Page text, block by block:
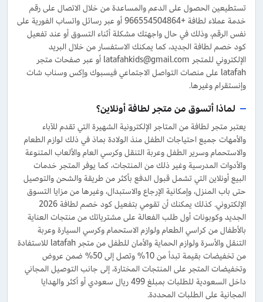
تستطيعين الحصول على الدعم والمساعدة من خلال الاتصال على رقم
خدمة عملاء لطافة +966554504864 أو عبر رسائل واتساب الفورية على
نفس الرقم، وذلك في حال واجهتك مشكلة أثناء التسوق أو عند تفعيل
كود خصم لطافة الجديد، كما يمكنك الاستفسار من خلال البريد
الإلكتروني للمتجر latafahkids@gmail.com أو عبر صفحات متجر
latafah على منصات التواصل الاجتماعي فيسبوك وإكس وسناب شات
وإنستقرام وغيرها.
لماذا أتسوق من متجر لطافة أونلاين؟
يعتبر متجر لطافة من المتاجر الإلكترونية الشهيرة التي تقدم للآباء
والأمهات جميع احتياجات الطفل منذ الولادة بماذ في ذلك لوازم الطعام
والاستحمام وسرير الطفل وعربة التنقل وكرسي العام والألعاب المتنوعة
والأدوات المدرسية وغير ذلك من المنتجات، كما يوفر المتجر خدمات
البيع أونلاين التي تشمل قبول الدفع بأكثر من طريقة والشحن والتوصيل
حتى باب المنزل، وإمكانية الإرجاع والاستبدال، وغيرها من مزايا التسوق
الإلكتروني. كذلك يمكنك أن تقومي بتفعيل كود خصم لطافة 2026
الجديد وكوبونات أول طلب الفعالة على مشترياتك من منتجات العناية
بالأطفال من كراسي الطعام ولوازم الاستحمام وكرسي السيارة وعربة
التنقل والأسرة ولوازم الحماية والأمان للطفل من متجر latafah للاستفادة
من تخفيضات بقيمة تبدأ من 10% وتصل إلى 50% ضمن عروض
وتخفيضات المتجر على المنتجات المختارة، إلى جانب التوصيل المجاني
داخل السعودية للطلبات بمبلغ 499 ريال سعودي أو أكثر والهدايا
المجانية على الطلبات المحددة.